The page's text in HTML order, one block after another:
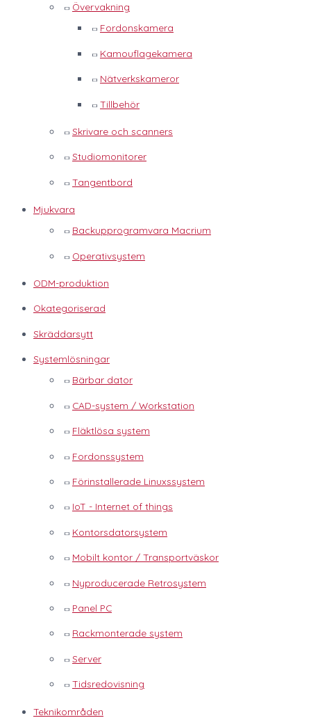
Övervakning
Fordonskamera
Kamouflagekamera
Nätverkskameror
Tillbehör
Skrivare och scanners
Studiomonitorer
Tangentbord
Mjukvara
Backupprogramvara Macrium
Operativsystem
ODM-produktion
Okategoriserad
Skräddarsytt
Systemlösningar
Bärbar dator
CAD-system / Workstation
Fläktlösa system
Fordonssystem
Förinstallerade Linuxssystem
IoT - Internet of things
Kontorsdatorsystem
Mobilt kontor / Transportväskor
Nyproducerade Retrosystem
Panel PC
Rackmonterade system
Server
Tidsredovisning
Teknikområden